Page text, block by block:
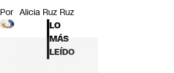
Por Alicia Ruz Ruz
LO
MÁS
LEÍDO